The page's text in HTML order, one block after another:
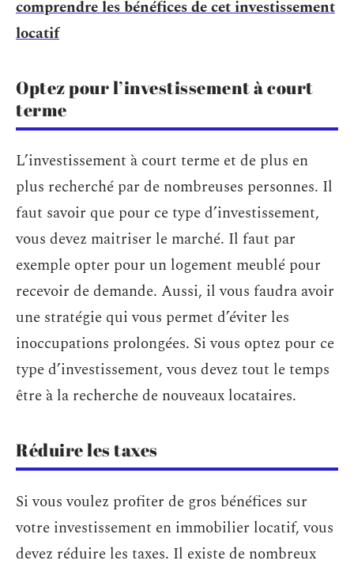
comprendre les bénéfices de cet investissement
locatif
Optez pour l’investissement à court
terme
L’investissement à court terme et de plus en
plus recherché par de nombreuses personnes. Il
faut savoir que pour ce type d’investissement,
vous devez maitriser le marché. Il faut par
exemple opter pour un logement meublé pour
recevoir de demande. Aussi, il vous faudra avoir
une stratégie qui vous permet d’éviter les
inoccupations prolongées. Si vous optez pour ce
type d’investissement, vous devez tout le temps
être à la recherche de nouveaux locataires.
Réduire les taxes
Si vous voulez profiter de gros bénéfices sur
votre investissement en immobilier locatif, vous
devez réduire les taxes. Il existe de nombreux